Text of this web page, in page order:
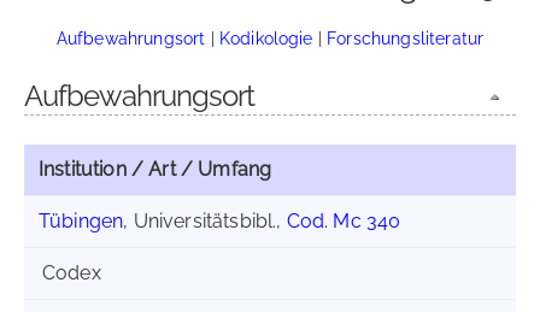
Aufbewahrungsort | Kodikologie | Forschungsliteratur
Aufbewahrungsort
Institution / Art / Umfang
Tübingen, Universitätsbibl., Cod. Mc 340
Codex